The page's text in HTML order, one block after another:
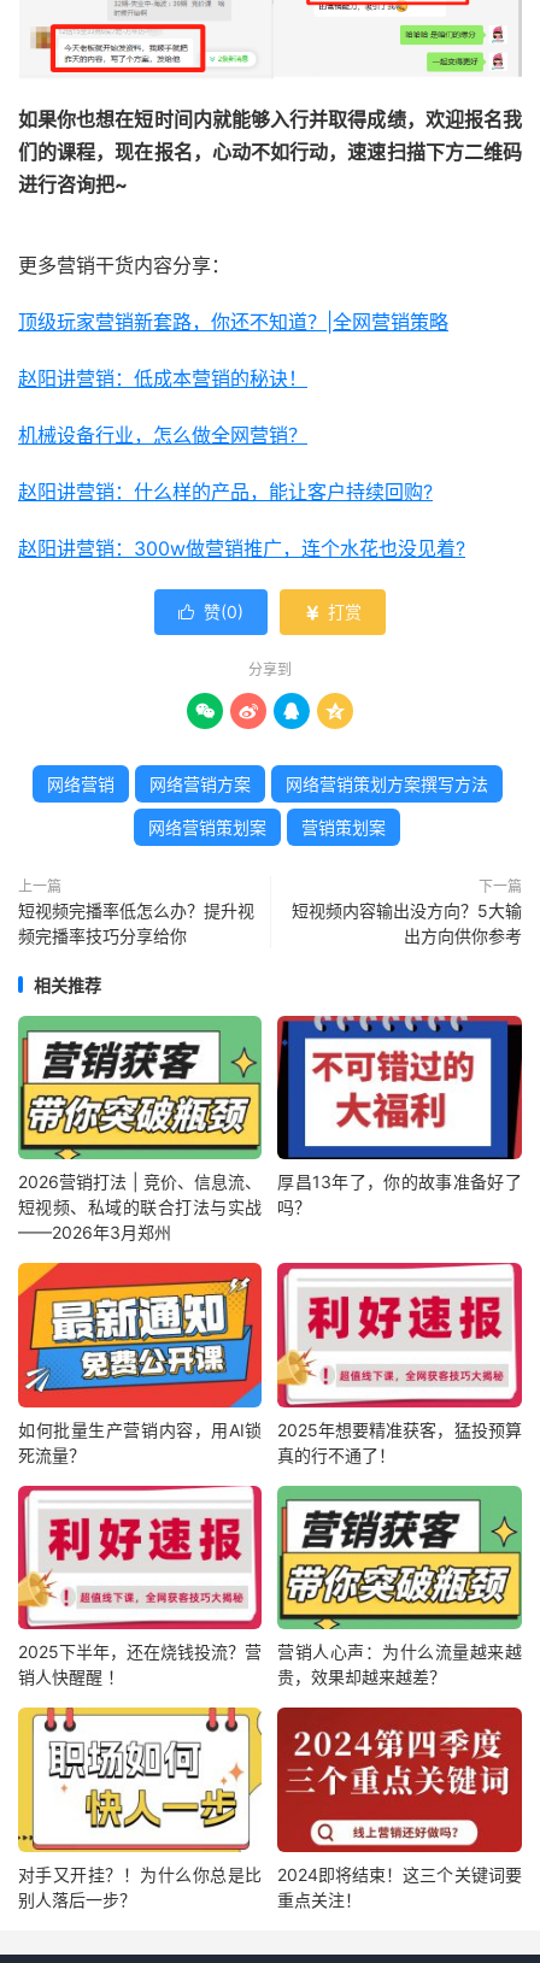
如果你也想在短时间内就能够入行并取得成绩，欢迎报名我
们的课程，现在报名，心动不如行动，速速扫描下方二维码
进行咨询把~
更多营销干货内容分享：
顶级玩家营销新套路，你还不知道？|全网营销策略
赵阳讲营销：低成本营销的秘诀！
机械设备行业，怎么做全网营销？
赵阳讲营销：什么样的产品，能让客户持续回购?
赵阳讲营销：300w做营销推广，连个水花也没见着?
 赞(0)  打赏
分享到
   
网络营销 网络营销方案 网络营销策划方案撰写方法
网络营销策划案 营销策划案
上一篇
短视频完播率低怎么办？提升视
频完播率技巧分享给你
下一篇
短视频内容输出没方向？5大输
出方向供你参考
相关推荐
2026营销打法 | 竞价、信息流、
短视频、私域的联合打法与实战
——2026年3月郑州
厚昌13年了，你的故事准备好了
吗？
如何批量生产营销内容，用AI锁
死流量？
2025年想要精准获客，猛投预算
真的行不通了！
2025下半年，还在烧钱投流？营
销人快醒醒 ！
营销人心声：为什么流量越来越
贵，效果却越来越差？
对手又开挂？！为什么你总是比
别人落后一步？
2024即将结束！这三个关键词要
重点关注！